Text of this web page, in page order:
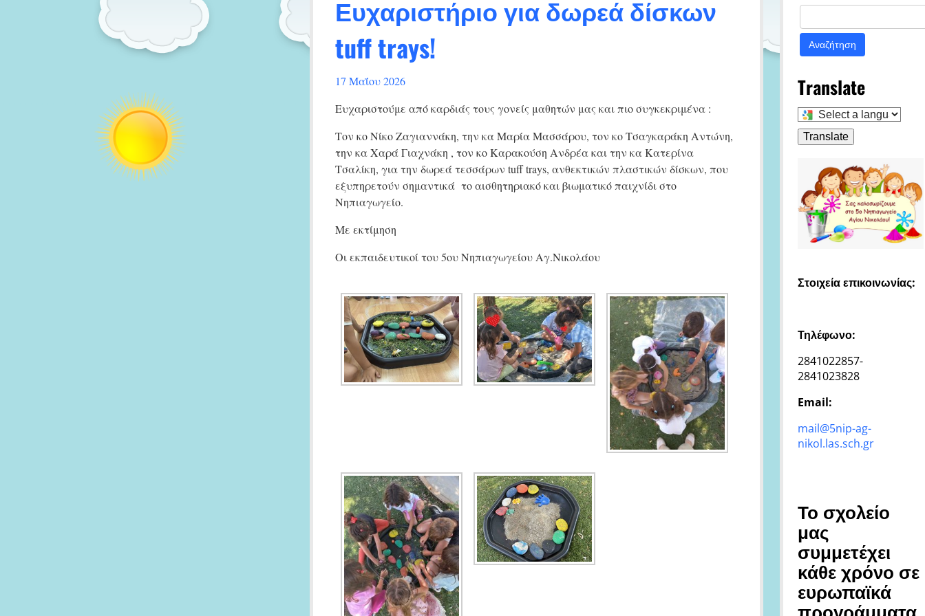
Ευχαριστήριο για δωρεά δίσκων
tuff trays!
17 Μαΐου 2026
Ευχαριστούμε από καρδιάς τους γονείς μαθητών μας και πιο συγκεκριμένα :
Τον κο Νίκο Ζαγιαννάκη, την κα Μαρία Μασσάρου, τον κo Τσαγκαράκη Αντώνη,
την κα Χαρά Γιαχνάκη , τον κo Καρακούση Ανδρέα και την κα Κατερίνα
Τσαλίκη, για την δωρεά τεσσάρων tuff trays, ανθεκτικών πλαστικών δίσκων, που
εξυπηρετούν σημαντικά το αισθητηριακό και βιωματικό παιχνίδι στο
Νηπιαγωγείο.
Με εκτίμηση
Οι εκπαιδευτικοί του 5ου Νηπιαγωγείου Αγ.Νικολάου
Αναζήτηση
Translate
Select
a
language
to
page
Translate
Στοιχεία επικοινωνίας:
Τηλέφωνο:
2841022857-
2841023828
Email:
mail@5nip-ag-
nikol.las.sch.gr
Το σχολείο
μας
συμμετέχει
κάθε χρόνο σε
ευρωπαϊκά